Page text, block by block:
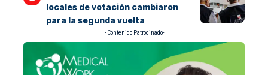
locales de votación cambiaron
para la segunda vuelta
- Contenido Patrocinado-